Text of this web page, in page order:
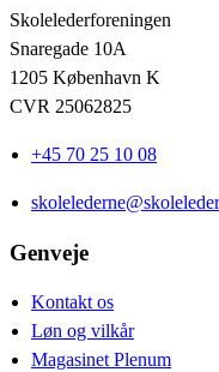
Skolelederforeningen
Snaregade 10A
1205 København K
CVR 25062825
+45 70 25 10 08
Genveje
Kontakt os
Løn og vilkår
Magasinet Plenum